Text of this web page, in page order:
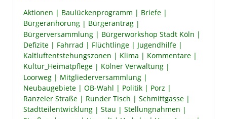
Aktionen Baulückenprogramm
Briefe
Bürgeranhörung
Bürgerantrag
Bürgerversammlung
Bürgerworkshop Stadt Köln
Defizite
Fahrrad Flüchtlinge
Jugendhilfe
Kaltluftentstehungszonen
Klima
Kommentare
Kultur_Heimatpflege
Kölner Verwaltung
Loorweg
Mitgliederversammlung
Neubaugebiete
OB-Wahl Politik
Porz
Ranzeler Straße
Runder Tisch
Schmittgasse
Stadtteilentwicklung
Stau
Stellungnahmen